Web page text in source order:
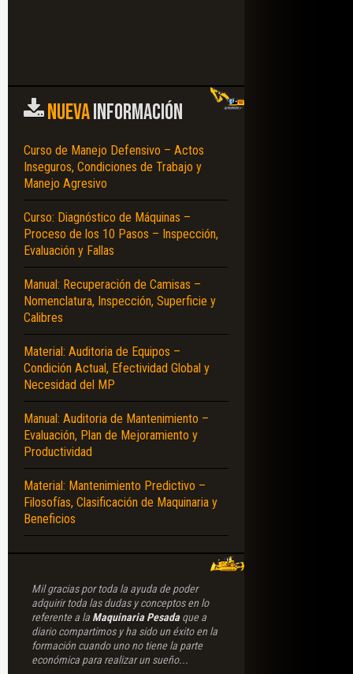
NUEVAINFORMACIÓN
Curso de Manejo Defensivo – Actos
Inseguros, Condiciones de Trabajo y
Manejo Agresivo
Curso: Diagnóstico de Máquinas –
Proceso de los 10 Pasos – Inspección,
Evaluación y Fallas
Manual: Recuperación de Camisas –
Nomenclatura, Inspección, Superficie y
Calibres
Material: Auditoria de Equipos –
Condición Actual, Efectividad Global y
Necesidad del MP
Manual: Auditoria de Mantenimiento –
Evaluación, Plan de Mejoramiento y
Productividad
Material: Mantenimiento Predictivo –
Filosofías, Clasificación de Maquinaria y
Beneficios
Mil gracias por toda la ayuda de poder
adquirir toda las dudas y conceptos en lo
referente a la Maquinaria Pesadaque a
diario compartimos y ha sido un éxito en la
formación cuando uno no tiene la parte
económica para realizar un sueño...